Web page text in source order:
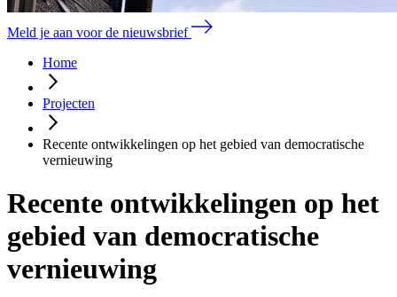
Meld je aan voor de nieuwsbrief
Home
Projecten
Recente ontwikkelingen op het gebied van democratische
vernieuwing
Recente ontwikkelingen op het
gebied van democratische
vernieuwing